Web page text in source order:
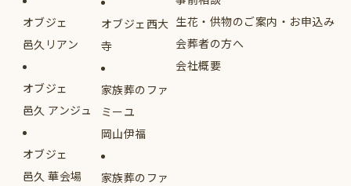
オブジェ
邑久リアン
オブジェ
邑久 アンジュ
オブジェ
邑久 華会場
オブジェ西大
寺
家族葬のファ
ミーユ
岡山伊福
家族葬のファ
生花・供物のご案内・お申込み
会葬者の方へ
会社概要